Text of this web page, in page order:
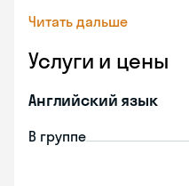
Читать дальше
Услуги и цены
Английский язык
В группе